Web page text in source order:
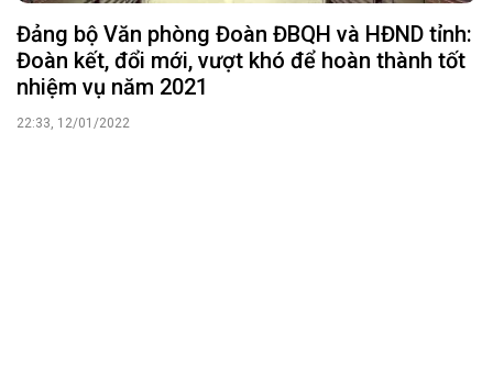
Đảng bộ Văn phòng Đoàn ĐBQH và HĐND tỉnh:
Đoàn kết, đổi mới, vượt khó để hoàn thành tốt
nhiệm vụ năm 2021
22:33, 12/01/2022